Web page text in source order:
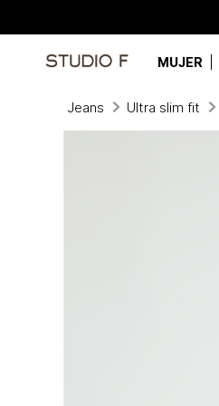
MUJER
Jeans Ultra slim fit